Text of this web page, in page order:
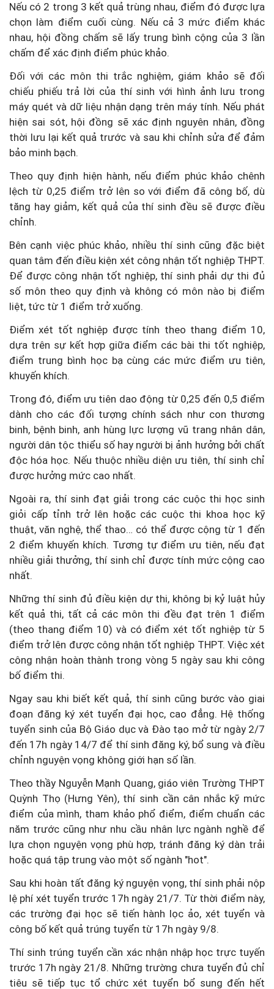
Nếu có 2 trong 3 kết quả trùng nhau, điểm đó được lựa
chọn làm điểm cuối cùng. Nếu cả 3 mức điểm khác
nhau, hội đồng chấm sẽ lấy trung bình cộng của 3 lần
chấm để xác định điểm phúc khảo.
Đối với các môn thi trắc nghiệm, giám khảo sẽ đối
chiếu phiếu trả lời của thí sinh với hình ảnh lưu trong
máy quét và dữ liệu nhận dạng trên máy tính. Nếu phát
hiện sai sót, hội đồng sẽ xác định nguyên nhân, đồng
thời lưu lại kết quả trước và sau khi chỉnh sửa để đảm
bảo minh bạch.
Theo quy định hiện hành, nếu điểm phúc khảo chênh
lệch từ 0,25 điểm trở lên so với điểm đã công bố, dù
tăng hay giảm, kết quả của thí sinh đều sẽ được điều
chỉnh.
Bên cạnh việc phúc khảo, nhiều thí sinh cũng đặc biệt
quan tâm đến điều kiện xét công nhận tốt nghiệp THPT.
Để được công nhận tốt nghiệp, thí sinh phải dự thi đủ
số môn theo quy định và không có môn nào bị điểm
liệt, tức từ 1 điểm trở xuống.
Điểm xét tốt nghiệp được tính theo thang điểm 10,
dựa trên sự kết hợp giữa điểm các bài thi tốt nghiệp,
điểm trung bình học bạ cùng các mức điểm ưu tiên,
khuyến khích.
Trong đó, điểm ưu tiên dao động từ 0,25 đến 0,5 điểm
dành cho các đối tượng chính sách như con thương
binh, bệnh binh, anh hùng lực lượng vũ trang nhân dân,
người dân tộc thiểu số hay người bị ảnh hưởng bởi chất
độc hóa học. Nếu thuộc nhiều diện ưu tiên, thí sinh chỉ
được hưởng mức cao nhất.
Ngoài ra, thí sinh đạt giải trong các cuộc thi học sinh
giỏi cấp tỉnh trở lên hoặc các cuộc thi khoa học kỹ
thuật, văn nghệ, thể thao… có thể được cộng từ 1 đến
2 điểm khuyến khích. Tương tự điểm ưu tiên, nếu đạt
nhiều giải thưởng, thí sinh chỉ được tính mức cộng cao
nhất.
Những thí sinh đủ điều kiện dự thi, không bị kỷ luật hủy
kết quả thi, tất cả các môn thi đều đạt trên 1 điểm
(theo thang điểm 10) và có điểm xét tốt nghiệp từ 5
điểm trở lên được công nhận tốt nghiệp THPT. Việc xét
công nhận hoàn thành trong vòng 5 ngày sau khi công
bố điểm thi.
Ngay sau khi biết kết quả, thí sinh cũng bước vào giai
đoạn đăng ký xét tuyển đại học, cao đẳng. Hệ thống
tuyển sinh của Bộ Giáo dục và Đào tạo mở từ ngày 2/7
đến 17h ngày 14/7 để thí sinh đăng ký, bổ sung và điều
chỉnh nguyện vọng không giới hạn số lần.
Theo thầy Nguyễn Mạnh Quang, giáo viên Trường THPT
Quỳnh Thọ (Hưng Yên), thí sinh cần cân nhắc kỹ mức
điểm của mình, tham khảo phổ điểm, điểm chuẩn các
năm trước cũng như nhu cầu nhân lực ngành nghề để
lựa chọn nguyện vọng phù hợp, tránh đăng ký dàn trải
hoặc quá tập trung vào một số ngành "hot".
Sau khi hoàn tất đăng ký nguyện vọng, thí sinh phải nộp
lệ phí xét tuyển trước 17h ngày 21/7. Từ thời điểm này,
các trường đại học sẽ tiến hành lọc ảo, xét tuyển và
công bố kết quả trúng tuyển từ 17h ngày 9/8.
Thí sinh trúng tuyển cần xác nhận nhập học trực tuyến
trước 17h ngày 21/8. Những trường chưa tuyển đủ chỉ
tiêu sẽ tiếp tục tổ chức xét tuyển bổ sung đến hết